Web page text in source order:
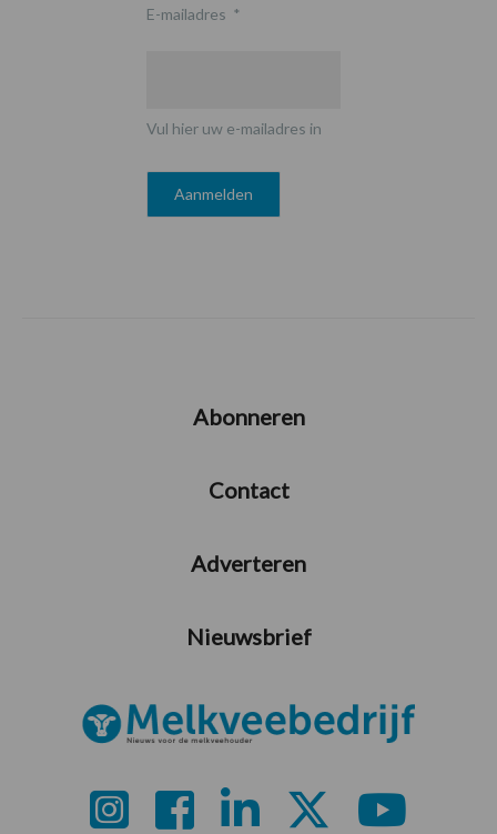
E-mailadres *
Vul hier uw e-mailadres in
Abonneren
Contact
Adverteren
Nieuwsbrief